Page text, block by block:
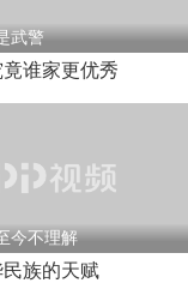
武警
谁家更优秀
今不理解
族的天赋